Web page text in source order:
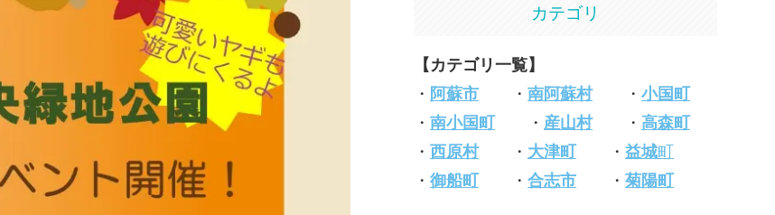
カテゴリ
【カテゴリ一覧】
・ 阿蘇市 ・ 南阿蘇村・ 小国町
・ 南小国町 ・ 産山村・ 高森町
・ 西原村・ 大津町 ・ 益城町
・ 御船町 ・ 合志市 ・ 菊陽町